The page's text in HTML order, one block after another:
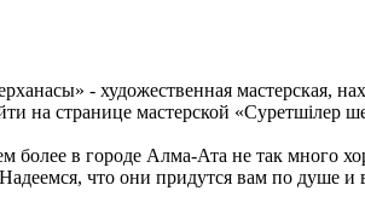
- художественная мастерская,
на странице мастерской «Суретшілер
более в городе Алма-Ата не так много
что они придутся вам по душе